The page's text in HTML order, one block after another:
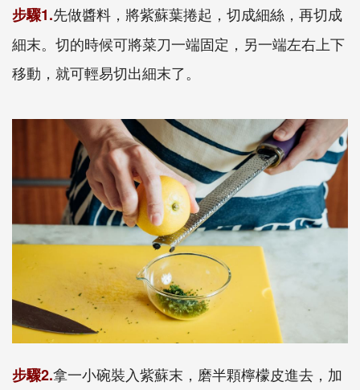
步驟1.先做醬料，將紫蘇葉捲起，切成細絲，再切成
細末。切的時候可將菜刀一端固定，另一端左右上下
移動，就可輕易切出細末了。
步驟2.拿一小碗裝入紫蘇末，磨半顆檸檬皮進去，加